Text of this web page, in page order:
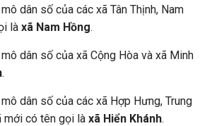
dân số của các xã Tân Thịnh, Nam
là xã Nam Hồng.
dân số của xã Cộng Hòa và xã Minh
.
dân số của các xã Hợp Hưng, Trung
mới có tên gọi là xã Hiển Khánh.